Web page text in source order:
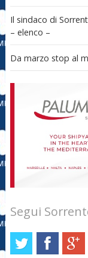
Il sindaco di
– elenco –
Da marzo stop al
Segui